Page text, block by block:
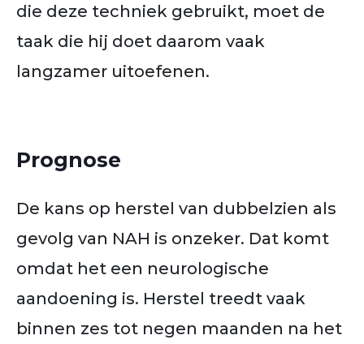
die deze techniek gebruikt, moet de
taak die hij doet daarom vaak
langzamer uitoefenen.
Prognose
De kans op herstel van dubbelzien als
gevolg van NAH is onzeker. Dat komt
omdat het een neurologische
aandoening is. Herstel treedt vaak
binnen zes tot negen maanden na het